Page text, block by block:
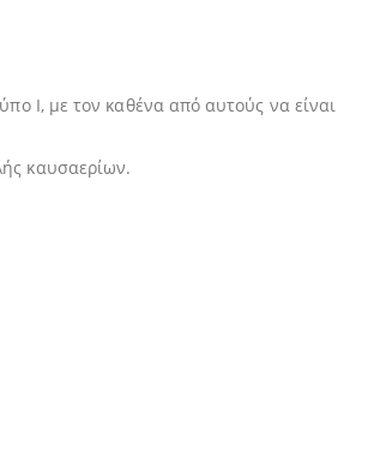
Ι, με τον καθένα από αυτούς να είναι
καυσαερίων.